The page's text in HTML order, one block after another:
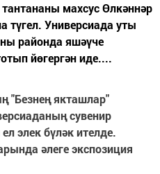
махсус Өлкәннәр
түгел. Универсиада уты
районда яшәүче
йөгергән иде....
"Безнең якташлар"
сувенир
элек бүләк ителде.
әлеге экспозиция